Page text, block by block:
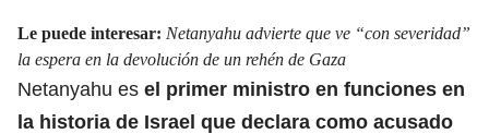
Le puede interesar: Netanyahu advierte que ve “con severidad”
la espera en la devolución de un rehén de Gaza
Netanyahu es el primer ministro en funciones en
la historia de Israel que declara como acusado